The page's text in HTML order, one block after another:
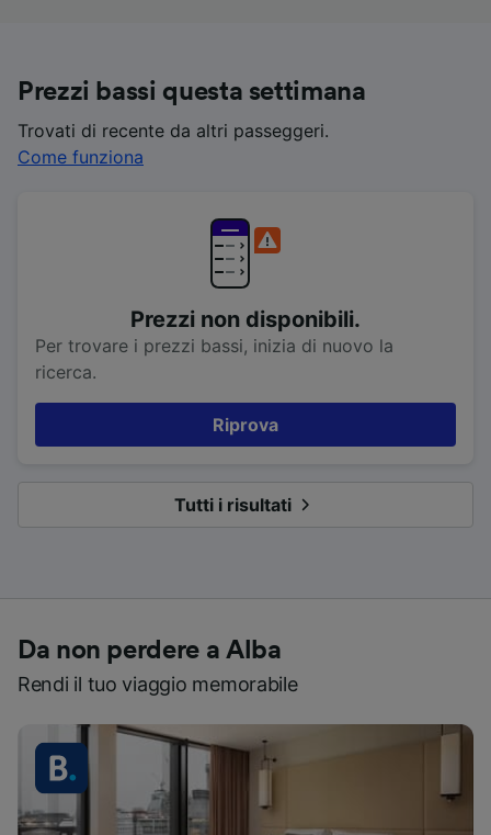
Prezzi bassi questa settimana
Trovati di recente da altri passeggeri.
Come funziona
Prezzi non disponibili.
Per trovare i prezzi bassi, inizia di nuovo la
ricerca.
Riprova
Tutti i risultati
Da non perdere a Alba
Rendi il tuo viaggio memorabile